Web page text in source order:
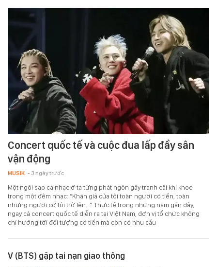
Concert quốc tế và cuộc đua lấp đầy sân
vận động
MUSIK - 3 ngày trước
Một ngôi sao ca nhạc ở ta từng phát ngôn gây tranh cãi khi khoe
trong một đêm nhạc: “Khán giả của tôi toàn người có tiền, toàn
những người cỡ tôi trở lên…”. Thực tế trong những năm gần đây,
ngay cả concert quốc tế diễn ra tại Việt Nam, đơn vị tổ chức không
chỉ hướng tới đối tượng có tiền mà còn có nhu cầu
V (BTS) gặp tai nạn giao thông